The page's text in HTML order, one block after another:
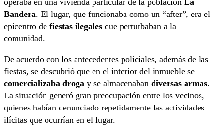
Bandera. El lugar, que funcionaba como un “after”, era el
epicentro de fiestas ilegales que perturbaban a la
comunidad.
De acuerdo con los antecedentes policiales, además de las
fiestas, se descubrió que en el interior del inmueble se
comercializaba droga y se almacenaban diversas armas.
La situación generó gran preocupación entre los vecinos,
quienes habían denunciado repetidamente las actividades
ilícitas que ocurrían en el lugar.